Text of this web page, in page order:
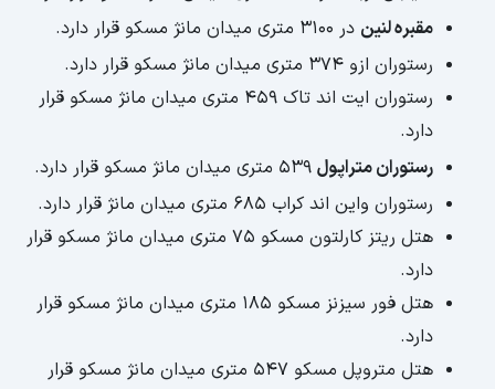
مقبره لنین در 3100 متری میدان مانژ مسکو قرار دارد.
رستوران ازو 374 متری میدان مانژ مسکو قرار دارد.
رستوران ایت اند تاک 459 متری میدان مانژ مسکو قرار
دارد.
رستوران متراپول
رستوران واین اند کراب 685 متری میدان مانژ قرار دارد.
هتل ریتز کارلتون مسکو 75 متری میدان مانژ مسکو قرار
دارد.
هتل فور سیزنز مسکو 185 متری میدان مانژ مسکو قرار
دارد.
هتل متروپل مسکو 547 متری میدان مانژ مسکو قرار